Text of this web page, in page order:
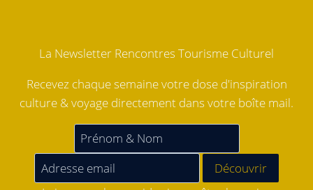
La Newsletter Rencontres Tourisme Culturel
Recevez chaque semaine votre dose d'inspiration
culture & voyage directement dans votre boîte mail.